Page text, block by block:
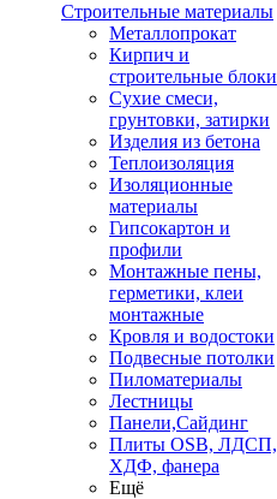
Строительные материалы
Металлопрокат
Кирпич и
строительные блоки
Сухие смеси,
грунтовки, затирки
Изделия из бетона
Теплоизоляция
Изоляционные
материалы
Гипсокартон и
профили
Монтажные пены,
герметики, клеи
монтажные
Кровля и водостоки
Подвесные потолки
Пиломатериалы
Лестницы
Панели,Сайдинг
Плиты OSB, ЛДСП,
ХДФ, фанера
Ещё